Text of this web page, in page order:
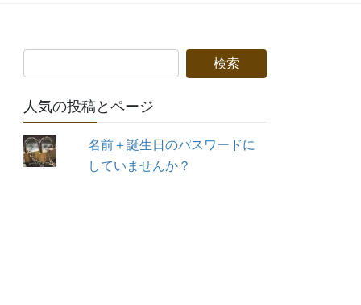
人気の投稿とページ
名前＋誕生日のパスワードに
していませんか？